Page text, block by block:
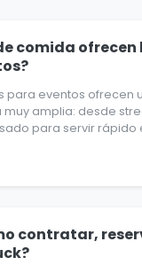
comida
para eventos ofrecen
amplia: desde
para servir rápido
contratar,